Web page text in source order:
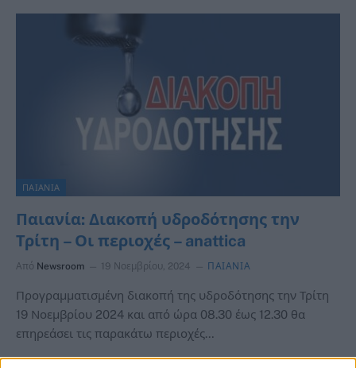
ΠΑΙΑΝΙΑ
Παιανία: Διακοπή υδροδότησης την
Τρίτη – Οι περιοχές – anattica
Από Newsroom 19 Νοεμβρίου, 2024 ΠΑΙΑΝΙΑ
Προγραμματισμένη διακοπή της υδροδότησης την Τρίτη
19 Νοεμβρίου 2024 και από ώρα 08.30 έως 12.30 θα
επηρεάσει τις παρακάτω περιοχές…